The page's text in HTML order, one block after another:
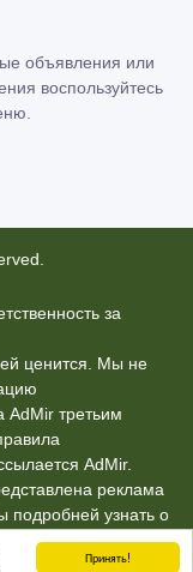
Принять!
объявления или
воспользуйтесь
за
ценится. Мы не
AdMir третьим
AdMir.
реклама
подробней узнать о
тут.